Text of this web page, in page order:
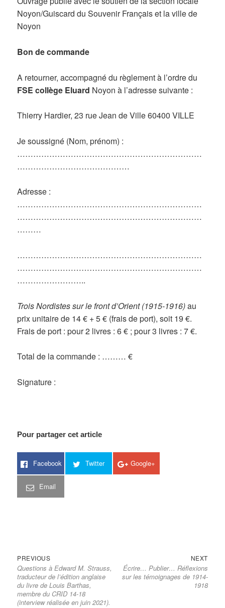
Noyon/Guiscard du Souvenir Français et la ville de
Noyon
Bon de commande
A retourner, accompagné du règlement à l’ordre du
FSE collège Eluard Noyon à l’adresse suivante :
Thierry Hardier, 23 rue Jean de Ville 60400 VILLE
Je soussigné (Nom, prénom) :
……………………………………………………………
……………………………………
Adresse :
……………………………………………………………
……………………………………………………………
………
……………………………………………………………
……………………………………………………………
……………………..
Trois Nordistes sur le front d’Orient (1915-1916)au
prix unitaire de 14 € + 5 € (frais de port), soit 19 €.
Frais de port : pour 2 livres : 6 € ; pour 3 livres : 7 €.
Total de la commande : ……… €
Signature :
Pour partager cet article
Facebook Twitter Google+
Email
Navigation
de
l’article
PREVIOUSPrevious
post:
Questions à Edward M. Strauss,
traducteur de l’édition anglaise
du livre de Louis Barthas,
membre du CRID 14-18
(interview réalisée en juin 2021).
NEXTNext
post:
Écrire… Publier… Réflexions
sur les témoignages de 1914-
1918